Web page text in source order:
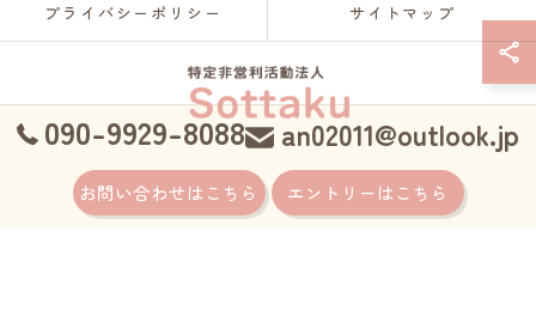
090-9929-8088 an02011@outlook.jp
お問い合わせはこちら エントリーはこちら
プライバシーポリシー サイトマップ
© 2026 愛知県名古屋の訪問介護なら特定非営利活動法人Sottaku ALL RIGHTS
RESERVED.